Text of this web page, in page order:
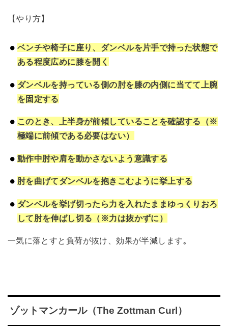
【やり方】
ベンチや椅子に座り、ダンベルを片手で持った状態で
ある程度広めに膝を開く
ダンベルを持っている側の肘を膝の内側に当てて上腕
を固定する
このとき、上半身が前傾していることを確認する（※
極端に前傾である必要はない）
動作中肘や肩を動かさないよう意識する
肘を曲げてダンベルを抱きこむように挙上する
ダンベルを挙げ切ったら力を入れたままゆっくりおろ
して肘を伸ばし切る（※力は抜かずに）
一気に落とすと負荷が抜け、効果が半減します。
ゾットマンカール（The Zottman Curl）